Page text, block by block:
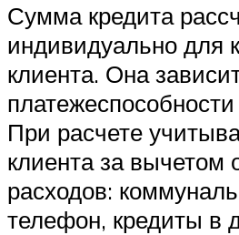
Сумма кредита
индивидуально для
клиента. Она
При расчете
клиента за вычетом
расходов:
телефон, кредиты в